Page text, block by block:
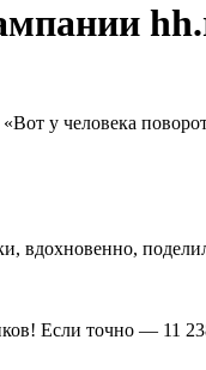
у человека
вдохновенно,
Если точно — 11